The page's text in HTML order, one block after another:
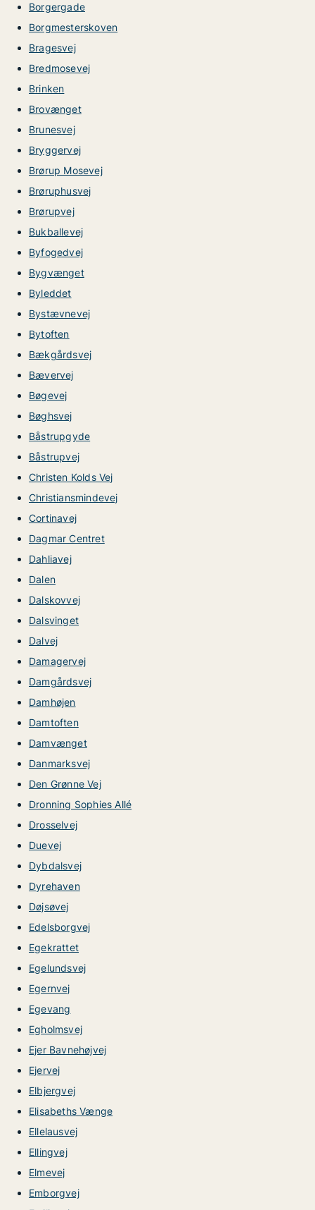
Borgergade
Borgmesterskoven
Bragesvej
Bredmosevej
Brinken
Brovænget
Brunesvej
Bryggervej
Brørup Mosevej
Brøruphusvej
Brørupvej
Bukballevej
Byfogedvej
Bygvænget
Byleddet
Bystævnevej
Bytoften
Bækgårdsvej
Bævervej
Bøgevej
Bøghsvej
Båstrupgyde
Båstrupvej
Christen Kolds Vej
Christiansmindevej
Cortinavej
Dagmar Centret
Dahliavej
Dalen
Dalskovvej
Dalsvinget
Dalvej
Damagervej
Damgårdsvej
Damhøjen
Damtoften
Damvænget
Danmarksvej
Den Grønne Vej
Dronning Sophies Allé
Drosselvej
Duevej
Dybdalsvej
Dyrehaven
Døjsøvej
Edelsborgvej
Egekrattet
Egelundsvej
Egernvej
Egevang
Egholmsvej
Ejer Bavnehøjvej
Ejervej
Elbjergvej
Elisabeths Vænge
Ellelausvej
Ellingvej
Elmevej
Emborgvej